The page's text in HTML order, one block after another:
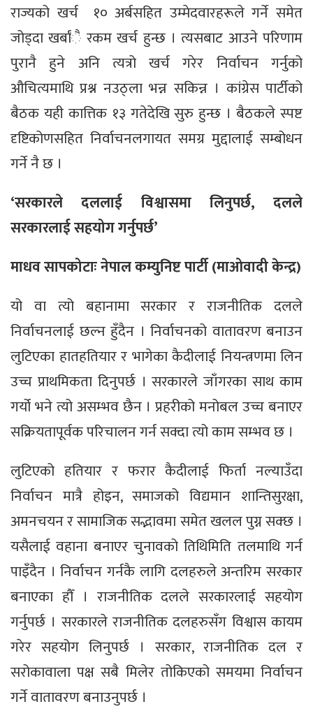
राज्यको खर्च १० अर्बसहित उम्मेदवारहरूले गर्ने समेत
जोड्दा खर्बांै रकम खर्च हुन्छ । त्यसबाट आउने परिणाम
पुरानै हुने अनि त्यत्रो खर्च गरेर निर्वाचन गर्नुको
औचित्यमाथि प्रश्न नउठ्ला भन्न सकिन्न । कांग्रेस पार्टीको
बैठक यही कात्तिक १३ गतेदेखि सुरु हुन्छ । बैठकले स्पष्ट
दृष्टिकोणसहित निर्वाचनलगायत समग्र मुद्दालाई सम्बोधन
गर्ने नै छ ।
‘सरकारले दललाई विश्वासमा लिनुपर्छ, दलले
सरकारलाई सहयोग गर्नुपर्छ’
माधव सापकोटाः नेपाल कम्युनिष्ट पार्टी (माओवादी केन्द्र)
यो वा त्यो बहानामा सरकार र राजनीतिक दलले
निर्वाचनलाई छल्न हुँदैन । निर्वाचनको वातावरण बनाउन
लुटिएका हातहतियार र भागेका कैदीलाई नियन्त्रणमा लिन
उच्च प्राथमिकता दिनुपर्छ । सरकारले जाँगरका साथ काम
गर्यो भने त्यो असम्भव छैन । प्रहरीको मनोबल उच्च बनाएर
सक्रियतापूर्वक परिचालन गर्न सक्दा त्यो काम सम्भव छ ।
लुटिएको हतियार र फरार कैदीलाई फिर्ता नल्याउँदा
निर्वाचन मात्रै होइन, समाजको विद्यमान शान्तिसुरक्षा,
अमनचयन र सामाजिक सद्भावमा समेत खलल पुग्न सक्छ ।
यसैलाई वहाना बनाएर चुनावको तिथिमिति तलमाथि गर्न
पाइँदैन । निर्वाचन गर्नकै लागि दलहरुले अन्तरिम सरकार
बनाएका हौँ । राजनीतिक दलले सरकारलाई सहयोग
गर्नुपर्छ । सरकारले राजनीतिक दलहरुसँग विश्वास कायम
गरेर सहयोग लिनुपर्छ । सरकार, राजनीतिक दल र
सरोकावाला पक्ष सबै मिलेर तोकिएको समयमा निर्वाचन
गर्ने वातावरण बनाउनुपर्छ ।